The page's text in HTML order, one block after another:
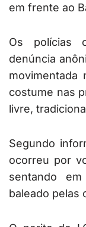
em frente ao
Os polícias
denúncia
costume nas
livre,
Segundo
ocorreu por
sentando
baleado pelas